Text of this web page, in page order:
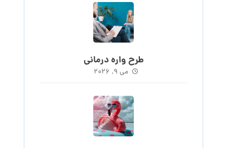
طرح واره درمانی
می ۹, ۲۰۲۶